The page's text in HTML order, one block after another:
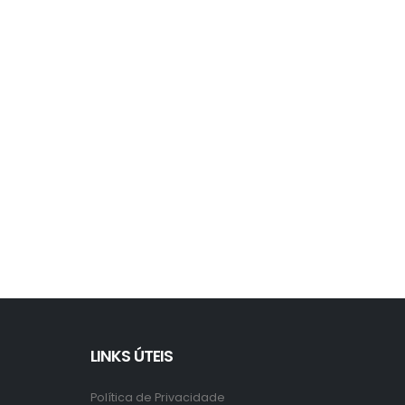
LINKS ÚTEIS
Política de Privacidade